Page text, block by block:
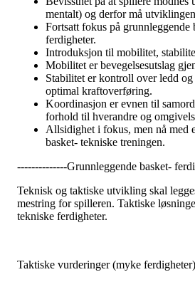
mentalt) og derfor må
Fortsatt fokus på grunnleggende
ferdigheter.
Introduksjon til mobilitet,
Mobilitet er bevegelsesutslag
Stabilitet er kontroll over ledd
optimal kraftoverføring.
Koordinasjon er evnen til
forhold til hverandre og
Allsidighet i fokus, men nå med
basket- tekniske treningen.
--------------Grunnleggende basket-
Teknisk og taktiske utvikling skal
mestring for spilleren. Taktiske
tekniske ferdigheter.
Taktiske vurderinger (myke ferdigheter)